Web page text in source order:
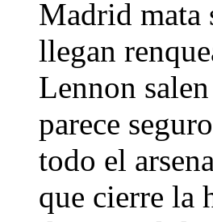
Madrid mata
llegan
Lennon
parece
todo el
que cierre la